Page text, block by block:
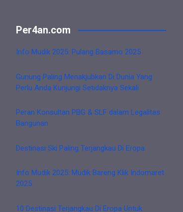
Per4an.com
Info Mudik 2025: Pulang Basamo 2025
Gunung Paling Menakjubkan Di Dunia Yang
Perlu Anda Kunjungi Setidaknya Sekali
Peran Konsultan PBG & SLF dalam Legalitas
Bangunan
Destinasi Ski Paling Terjangkau Di Eropa
Info Mudik 2025: Mudik Bareng Klik Indomaret
2025
10 Destinasi Terjangkau Di Eropa Untuk